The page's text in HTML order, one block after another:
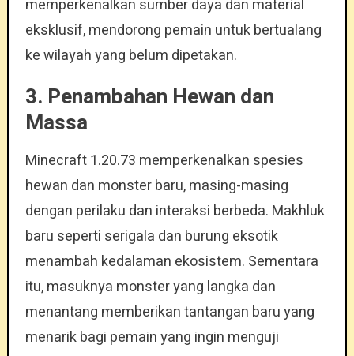
memperkenalkan sumber daya dan material
eksklusif, mendorong pemain untuk bertualang
ke wilayah yang belum dipetakan.
3. Penambahan Hewan dan
Massa
Minecraft 1.20.73 memperkenalkan spesies
hewan dan monster baru, masing-masing
dengan perilaku dan interaksi berbeda. Makhluk
baru seperti serigala dan burung eksotik
menambah kedalaman ekosistem. Sementara
itu, masuknya monster yang langka dan
menantang memberikan tantangan baru yang
menarik bagi pemain yang ingin menguji